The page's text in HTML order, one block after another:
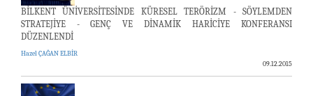
BİLKENT ÜNİVERSİTESİNDE KÜRESEL TERÖRİZM - SÖYLEMDEN
STRATEJİYE - GENÇ VE DİNAMİK HARİCİYE KONFERANSI
DÜZENLENDİ
Hazel ÇAĞAN ELBİR
09.12.2015